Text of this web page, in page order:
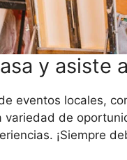
y asiste
eventos locales,
variedad de
¡Siempre